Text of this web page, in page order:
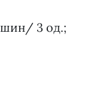
3 од.;